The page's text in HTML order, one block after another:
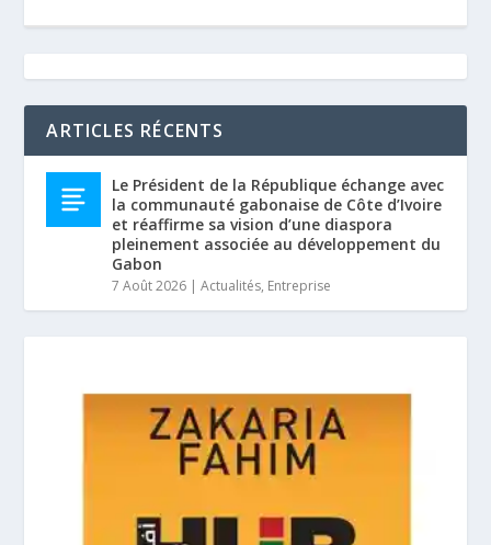
ARTICLES RÉCENTS
Le Président de la République échange avec
la communauté gabonaise de Côte d’Ivoire
et réaffirme sa vision d’une diaspora
pleinement associée au développement du
Gabon
7 Août 2026 |Actualités, Entreprise